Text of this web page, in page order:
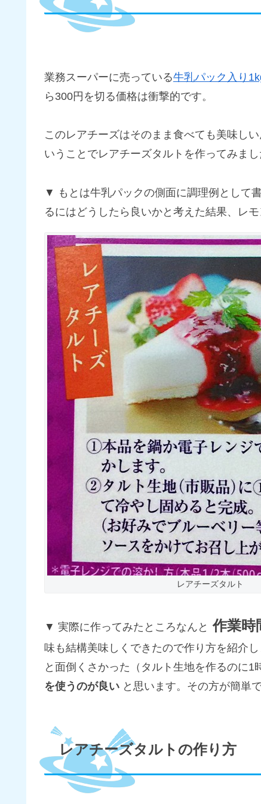
業務スーパーに売っている牛乳パック入り
ら300円を切る価格は衝撃的です。
このレアチーズはそのまま食べても美味し
いうことでレアチーズタルトを作ってみまし
もとは牛乳パックの側面に調理例として
るにはどうしたら良いかと考えた結果、レ
レアチーズタルト
実際に作ってみたところなんと 作業時
味も結構美味しくできたので作り方を紹介
と面倒くさかった（タルト生地を作るのに1
を使うのが良い と思います。その方が簡単で
レアチーズタルトの作り方